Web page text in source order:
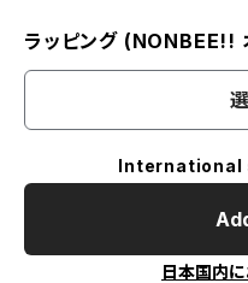
ラッピング (NONBEE!!
International
日本国内